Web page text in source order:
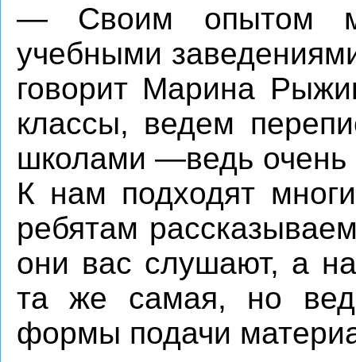
— Своим опытом
учебными
говорит Марина
классы, ведем
школами —ведь очень
К нам подходят
ребятам
они вас слушают, а
та же самая, но
формы подачи